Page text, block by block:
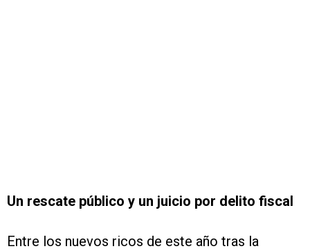
Un rescate público y un juicio por delito fiscal
Entre los nuevos ricos de este año tras la